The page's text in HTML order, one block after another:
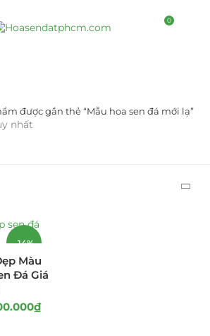
0
(137)
Thống
được gắn thẻ “Mẫu hoa sen đá mới lạ”
nhất
-14%
Màu
Đá Giá
₫